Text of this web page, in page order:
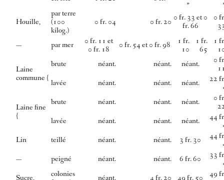
»
Houille,
par terre
(100
kilog.)
0 fr. 04 0 fr. 20
0 fr. 33 et 0
fr. 66
0
— par mer
0 fr. 11 et
0 fr. 18
0 fr. 54 et 0 fr. 98
1 fr.
10
1 fr.
65
1
Laine
commune {
brute néant. néant. néant.
0
lavée
néant. néant. néant.
22
Laine fine
{
brute néant. néant. néant.
0
lavée
néant. néant. néant.
44
Lin
teillé néant. néant. 3 fr. 30
44
—
peigné néant. néant. 6 fr. 60
33
colonies
49